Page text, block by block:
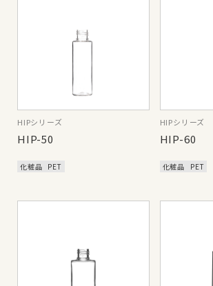
HIPシリーズ
HIP-50
化粧品 PET
HIPシリーズ
HIP-60
化粧品 PET